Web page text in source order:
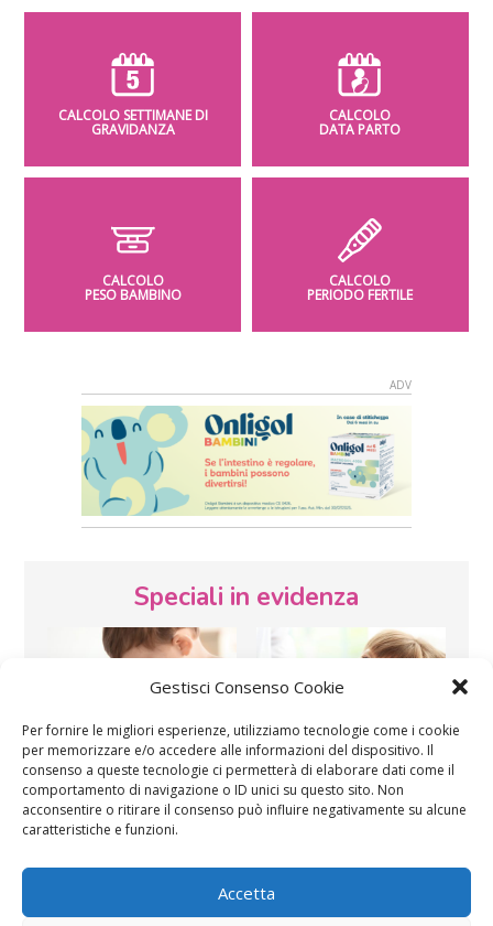
Gestisci Consenso Cookie
Per fornire le migliori esperienze, utilizziamo tecnologie come i cookie
per memorizzare e/o accedere alle informazioni del dispositivo. Il
consenso a queste tecnologie ci permetterà di elaborare dati come il
comportamento di navigazione o ID unici su questo sito. Non
acconsentire o ritirare il consenso può influire negativamente su alcune
caratteristiche e funzioni.
Accetta
CALCOLO SETTIMANE DI
GRAVIDANZA
CALCOLO
DATA PARTO
CALCOLO
PESO BAMBINO
CALCOLO
PERIODO FERTILE
Speciali in evidenza
Vaccini SOS Pediatra